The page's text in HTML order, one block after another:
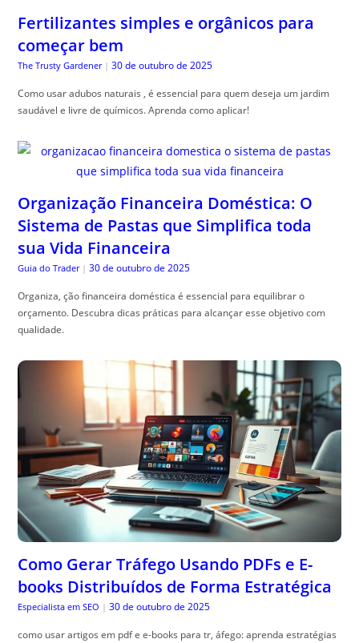
Fertilizantes simples e orgânicos para
começar bem
The Trusty Gardener | 30 de outubro de 2025
Como usar adubos naturais , é essencial para quem deseja um jardim
saudável e livre de químicos. Aprenda como aplicar!
Organização Financeira Doméstica: O
Sistema de Pastas que Simplifica toda
sua Vida Financeira
Guia do Trader | 30 de outubro de 2025
Organiza, ção financeira doméstica é essencial para equilibrar o
orçamento. Descubra dicas práticas para alcançar esse objetivo com
qualidade.
Como Gerar Tráfego Usando PDFs e E-
books Distribuídos de Forma Estratégica
Especialista em SEO | 30 de outubro de 2025
como usar artigos em pdf e e-books para tr, áfego: aprenda estratégias